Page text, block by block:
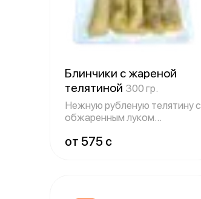
Блинчики с жареной
телятиной 300 гр.
Нежную рубленую телятину с
обжаренным луком
от 575 c